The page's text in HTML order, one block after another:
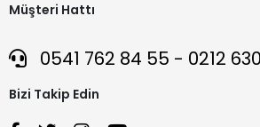
Müşteri Hattı
0541 762 84 55 - 0212
Bizi Takip Edin